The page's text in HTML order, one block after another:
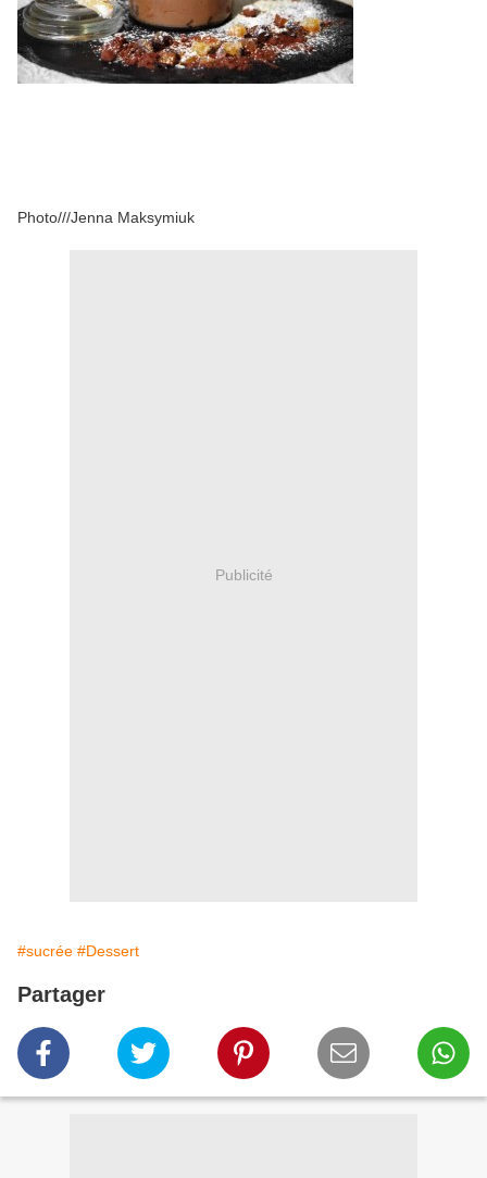
Photo///Jenna Maksymiuk
Publicité
#sucrée #Dessert
Partager